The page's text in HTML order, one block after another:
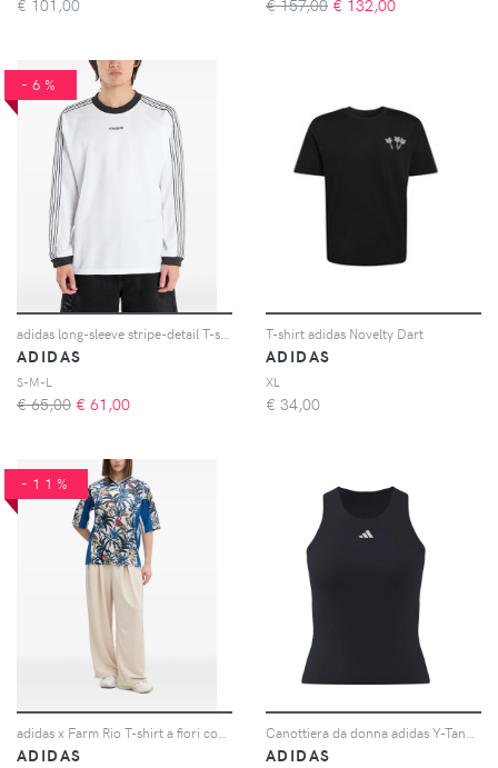
€ 101,00 € 157,00 € 132,00
-6%
ADIDAS
S-M-L
€ 65,00 € 61,00
T-shirt adidas Novelty Dart
ADIDAS
XL
€ 34,00
-11%
ADIDAS ADIDAS